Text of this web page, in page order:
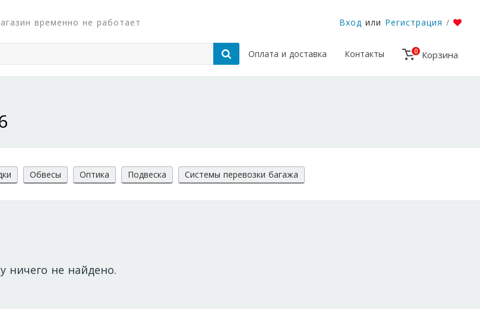
временно не работает Вход или Регистрация /
Оплата и доставка Контакты 0 Корзина
Обвесы Оптика Подвеска Системы перевозки багажа
ничего не найдено.